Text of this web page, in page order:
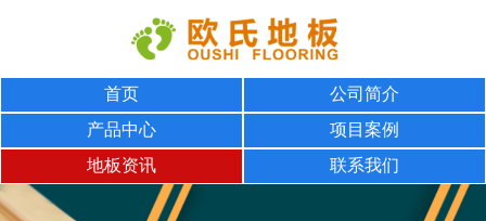
首页
公司简介
产品中心
项目案例
地板资讯
联系我们